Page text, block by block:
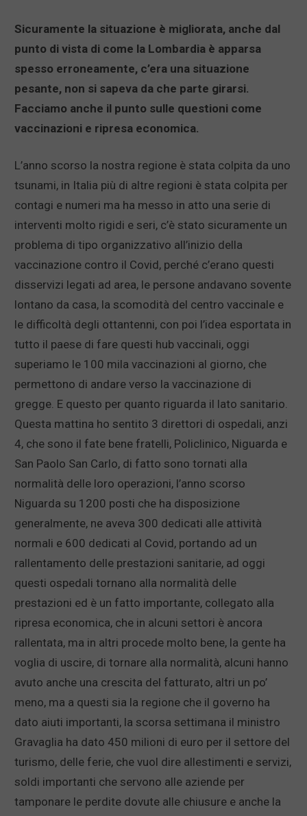
Sicuramente la situazione è migliorata, anche dal
punto di vista di come la Lombardia è apparsa
spesso erroneamente, c’era una situazione
pesante, non si sapeva da che parte girarsi.
Facciamo anche il punto sulle questioni come
vaccinazioni e ripresa economica.
L’anno scorso la nostra regione è stata colpita da uno
tsunami, in Italia più di altre regioni è stata colpita per
contagi e numeri ma ha messo in atto una serie di
interventi molto rigidi e seri, c’è stato sicuramente un
problema di tipo organizzativo all’inizio della
vaccinazione contro il Covid, perché c’erano questi
disservizi legati ad area, le persone andavano sovente
lontano da casa, la scomodità del centro vaccinale e
le difficoltà degli ottantenni, con poi l’idea esportata in
tutto il paese di fare questi hub vaccinali, oggi
superiamo le 100 mila vaccinazioni al giorno, che
permettono di andare verso la vaccinazione di
gregge. E questo per quanto riguarda il lato sanitario.
Questa mattina ho sentito 3 direttori di ospedali, anzi
4, che sono il fate bene fratelli, Policlinico, Niguarda e
San Paolo San Carlo, di fatto sono tornati alla
normalità delle loro operazioni, l’anno scorso
Niguarda su 1200 posti che ha disposizione
generalmente, ne aveva 300 dedicati alle attività
normali e 600 dedicati al Covid, portando ad un
rallentamento delle prestazioni sanitarie, ad oggi
questi ospedali tornano alla normalità delle
prestazioni ed è un fatto importante, collegato alla
ripresa economica, che in alcuni settori è ancora
rallentata, ma in altri procede molto bene, la gente ha
voglia di uscire, di tornare alla normalità, alcuni hanno
avuto anche una crescita del fatturato, altri un po’
meno, ma a questi sia la regione che il governo ha
dato aiuti importanti, la scorsa settimana il ministro
Gravaglia ha dato 450 milioni di euro per il settore del
turismo, delle ferie, che vuol dire allestimenti e servizi,
soldi importanti che servono alle aziende per
tamponare le perdite dovute alle chiusure e anche la